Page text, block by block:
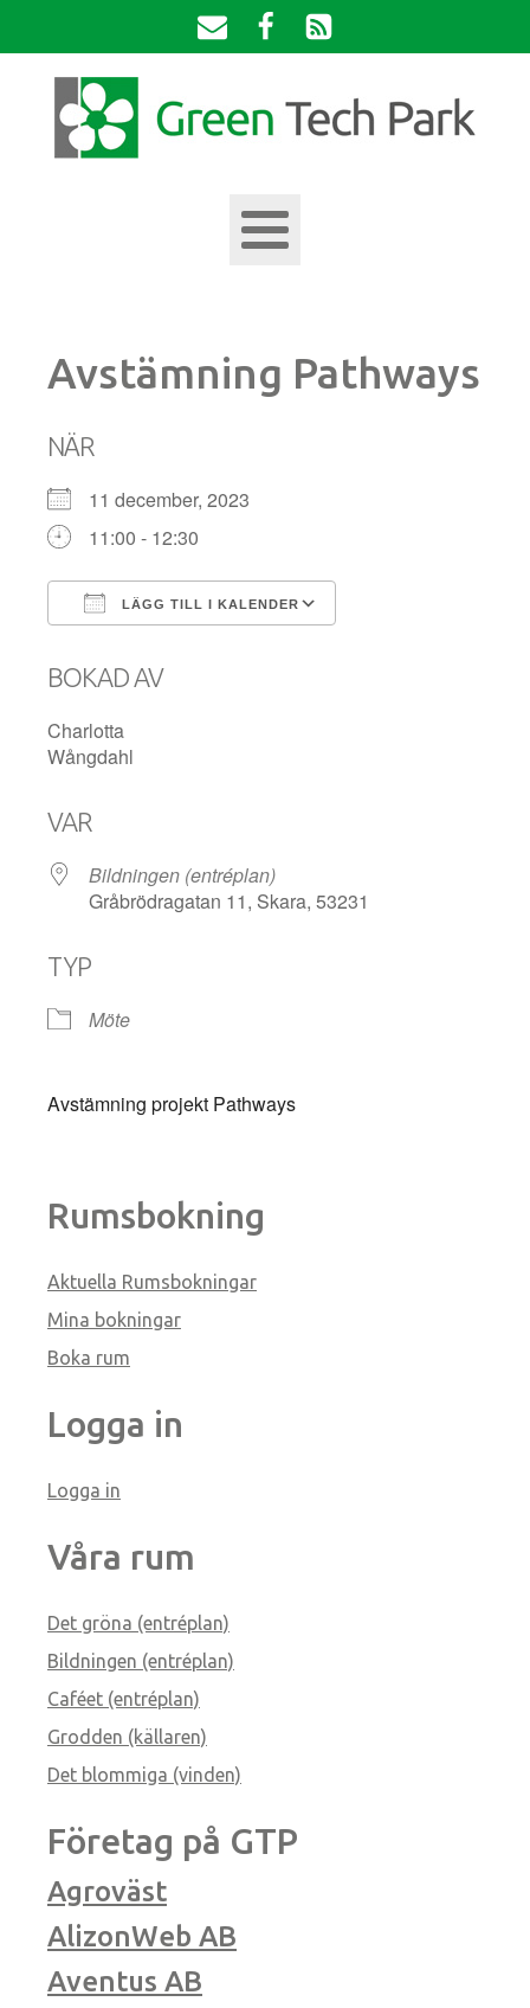
Avstämning Pathways
NÄR
11 december, 2023
11:00 - 12:30
LÄGG TILL I KALENDER
BOKAD AV
Charlotta
Wångdahl
VAR
Bildningen (entréplan)
Gråbrödragatan 11, Skara, 53231
TYP
Möte
Avstämning projekt Pathways
Rumsbokning
Aktuella Rumsbokningar
Mina bokningar
Boka rum
Logga in
Logga in
Våra rum
Det gröna (entréplan)
Bildningen (entréplan)
Caféet (entréplan)
Grodden (källaren)
Det blommiga (vinden)
Företag på GTP
Agroväst
AlizonWeb AB
Aventus AB